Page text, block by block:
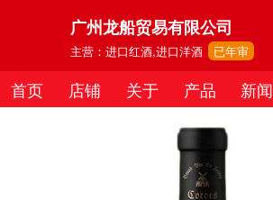
广州龙船贸易有限公司
主营：进口红酒,进口洋酒 已年审
首页 店铺 关于 产品 新闻